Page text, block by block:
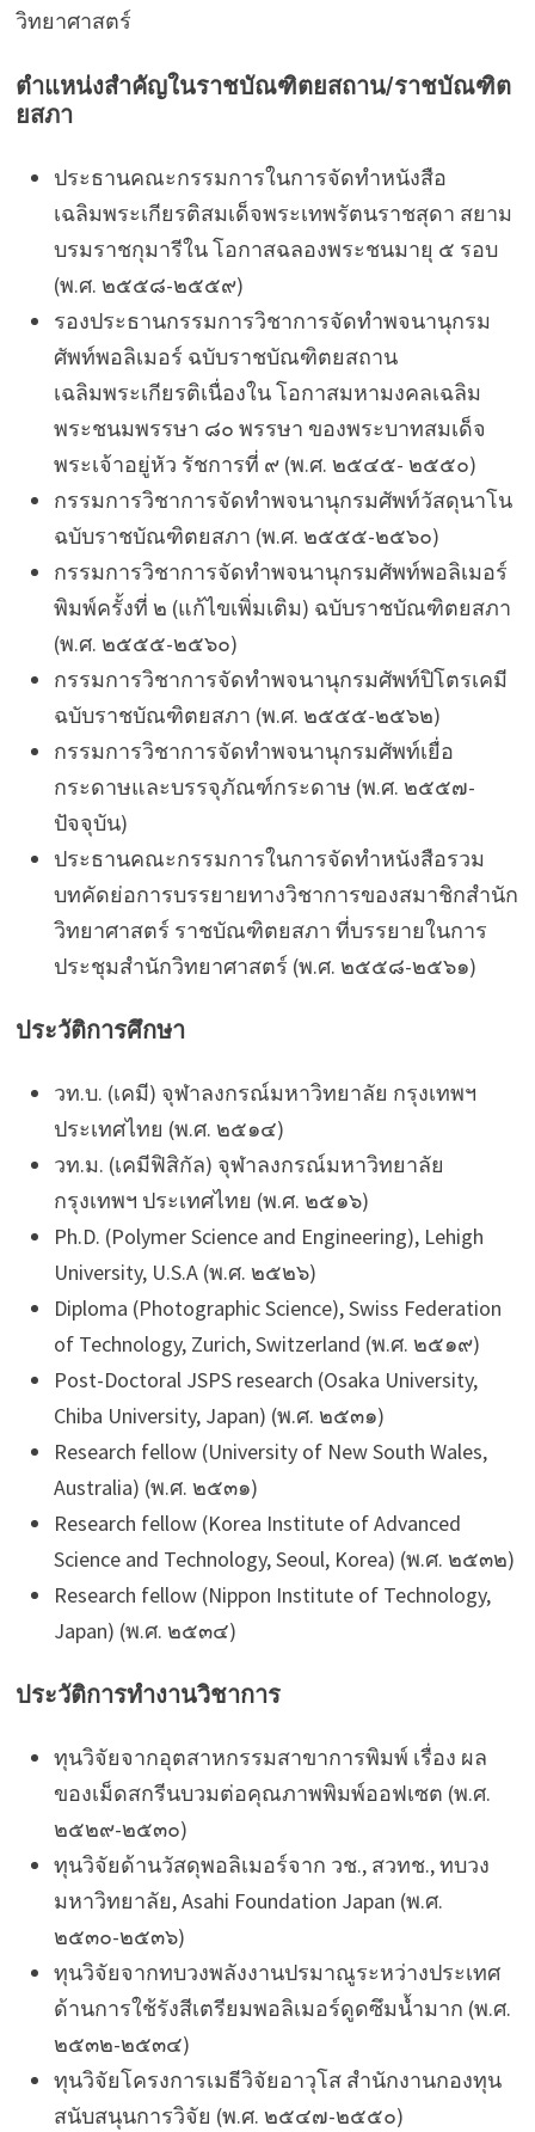
วิทยาศาสตร์
ตำแหน่งสำคัญในราชบัณฑิตยสถาน/ราชบัณฑิต
ยสภา
ประธานคณะกรรมการในการจัดทำหนังสือ
เฉลิมพระเกียรติสมเด็จพระเทพรัตนราชสุดา สยาม
บรมราชกุมารีใน โอกาสฉลองพระชนมายุ ๕ รอบ
(พ.ศ. ๒๕๕๘-๒๕๕๙)
รองประธานกรรมการวิชาการจัดทำพจนานุกรม
ศัพท์พอลิเมอร์ ฉบับราชบัณฑิตยสถาน
เฉลิมพระเกียรติเนื่องใน โอกาสมหามงคลเฉลิม
พระชนมพรรษา ๘๐ พรรษา ของพระบาทสมเด็จ
พระเจ้าอยู่หัว รัชการที่ ๙ (พ.ศ. ๒๕๔๕- ๒๕๕๐)
กรรมการวิชาการจัดทำพจนานุกรมศัพท์วัสดุนาโน
ฉบับราชบัณฑิตยสภา (พ.ศ. ๒๕๕๕-๒๕๖๐)
กรรมการวิชาการจัดทำพจนานุกรมศัพท์พอลิเมอร์
พิมพ์ครั้งที่ ๒ (แก้ไขเพิ่มเติม) ฉบับราชบัณฑิตยสภา
(พ.ศ. ๒๕๕๕-๒๕๖๐)
กรรมการวิชาการจัดทำพจนานุกรมศัพท์ปิโตรเคมี
ฉบับราชบัณฑิตยสภา (พ.ศ. ๒๕๕๕-๒๕๖๒)
กรรมการวิชาการจัดทำพจนานุกรมศัพท์เยื่อ
กระดาษและบรรจุภัณฑ์กระดาษ (พ.ศ. ๒๕๕๗-
ปัจจุบัน)
ประธานคณะกรรมการในการจัดทำหนังสือรวม
บทคัดย่อการบรรยายทางวิชาการของสมาชิกสำนัก
วิทยาศาสตร์ ราชบัณฑิตยสภา ที่บรรยายในการ
ประชุมสำนักวิทยาศาสตร์ (พ.ศ. ๒๕๕๘-๒๕๖๑)
ประวัติการศึกษา
วท.บ. (เคมี) จุฬาลงกรณ์มหาวิทยาลัย กรุงเทพฯ
ประเทศไทย (พ.ศ. ๒๕๑๔)
วท.ม. (เคมีฟิสิกัล) จุฬาลงกรณ์มหาวิทยาลัย
กรุงเทพฯ ประเทศไทย (พ.ศ. ๒๕๑๖)
Ph.D. (Polymer Science and Engineering), Lehigh
University, U.S.A (พ.ศ. ๒๕๒๖)
Diploma (Photographic Science), Swiss Federation
of Technology, Zurich, Switzerland (พ.ศ. ๒๕๑๙)
Post-Doctoral JSPS research (Osaka University,
Chiba University, Japan) (พ.ศ. ๒๕๓๑)
Research fellow (University of New South Wales,
Australia) (พ.ศ. ๒๕๓๑)
Research fellow (Korea Institute of Advanced
Science and Technology, Seoul, Korea) (พ.ศ. ๒๕๓๒)
Research fellow (Nippon Institute of Technology,
Japan) (พ.ศ. ๒๕๓๔)
ประวัติการทำงานวิชาการ
ทุนวิจัยจากอุตสาหกรรมสาขาการพิมพ์ เรื่อง ผล
ของเม็ดสกรีนบวมต่อคุณภาพพิมพ์ออฟเซต (พ.ศ.
๒๕๒๙-๒๕๓๐)
ทุนวิจัยด้านวัสดุพอลิเมอร์จาก วช., สวทช., ทบวง
มหาวิทยาลัย, Asahi Foundation Japan (พ.ศ.
๒๕๓๐-๒๕๓๖)
ทุนวิจัยจากทบวงพลังงานปรมาณูระหว่างประเทศ
ด้านการใช้รังสีเตรียมพอลิเมอร์ดูดซึมน้ำมาก (พ.ศ.
๒๕๓๒-๒๕๓๔)
ทุนวิจัยโครงการเมธีวิจัยอาวุโส สำนักงานกองทุน
สนับสนุนการวิจัย (พ.ศ. ๒๕๔๗-๒๕๕๐)